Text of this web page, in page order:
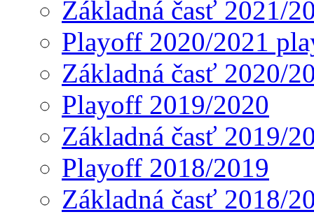
Základná časť 2021/
Playoff 2020/2021
Základná časť 2020/
Playoff 2019/2020
Základná časť 2019/
Playoff 2018/2019
Základná časť 2018/